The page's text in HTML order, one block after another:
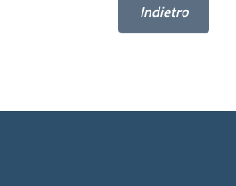
Indietro